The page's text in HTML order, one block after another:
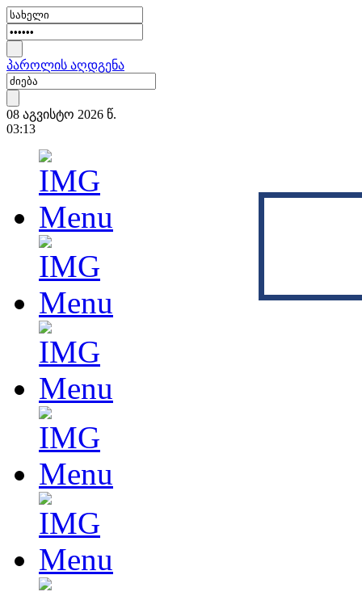
პაროლის აღდგენა
08 აგვისტო 2026 წ.
03:13